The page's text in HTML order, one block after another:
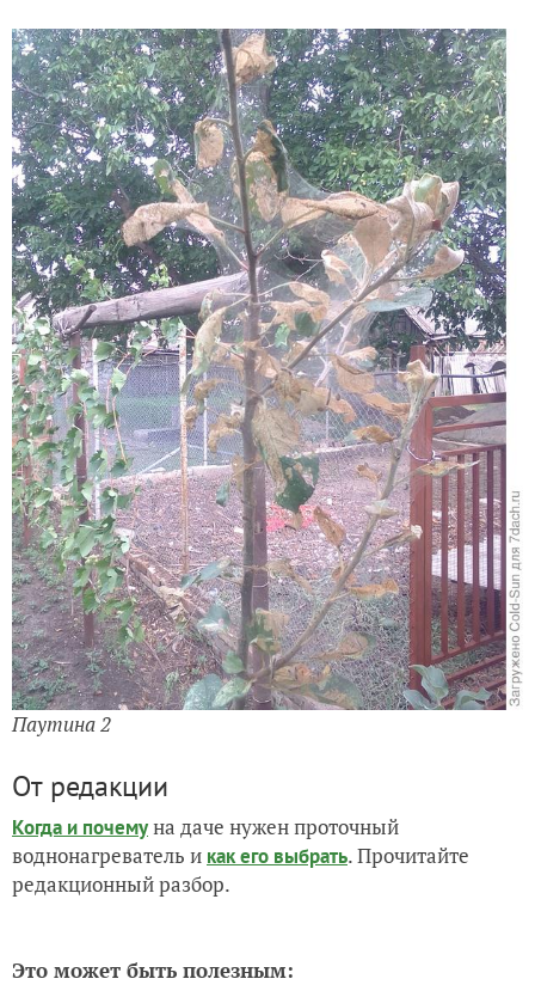
Паутина 2
От редакции
Когда и почемуна даче нужен проточный
воднонагреватель и как его выбрать. Прочитайте
редакционный разбор.
Это может быть полезным: